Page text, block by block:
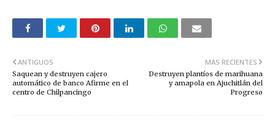
MÁS RECIENTES
Destruyen plantíos de marihuana
y amapola en Ajuchitlán del
Progreso
ANTIGUOS
Saquean y destruyen cajero
automático de banco Afirme en el
centro de Chilpancingo